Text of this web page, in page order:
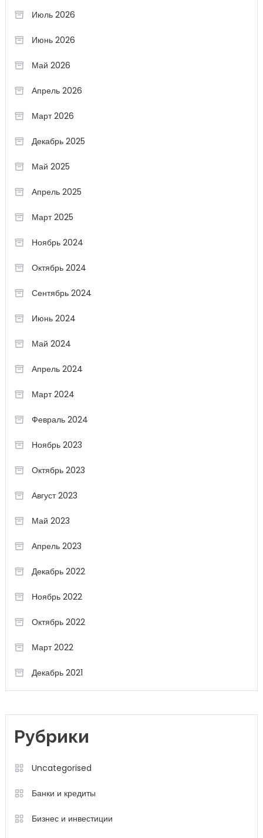
Июль 2026
Июнь 2026
Май 2026
Апрель 2026
Март 2026
Декабрь 2025
Май 2025
Апрель 2025
Март 2025
Ноябрь 2024
Октябрь 2024
Сентябрь 2024
Июнь 2024
Май 2024
Апрель 2024
Март 2024
Февраль 2024
Ноябрь 2023
Октябрь 2023
Август 2023
Май 2023
Апрель 2023
Декабрь 2022
Ноябрь 2022
Октябрь 2022
Март 2022
Декабрь 2021
Рубрики
Uncategorised
Банки и кредиты
Бизнес и инвестиции